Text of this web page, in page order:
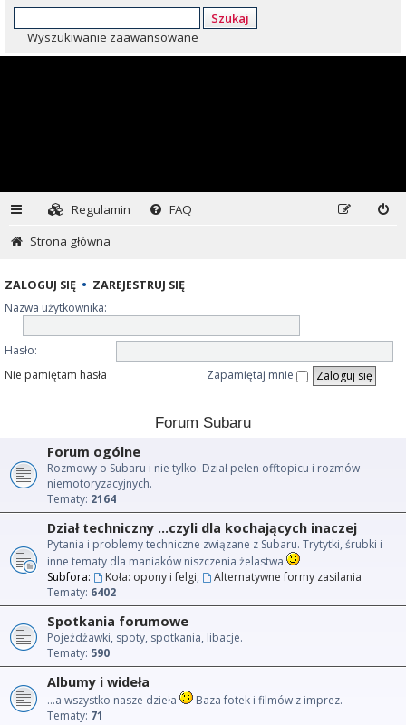
Szukaj
Wyszukiwanie zaawansowane
Regulamin
FAQ
Strona główna
ZALOGUJ SIĘ • ZAREJESTRUJ SIĘ
Nazwa użytkownika:
Hasło:
Nie pamiętam hasła
Zapamiętaj mnie
Forum Subaru
Forum ogólne
Rozmowy o Subaru i nie tylko. Dział pełen offtopicu i rozmów
niemotoryzacyjnych.
Tematy: 2164
Dział techniczny ...czyli dla kochających inaczej
Pytania i problemy techniczne związane z Subaru. Trytytki, śrubki i
inne tematy dla maniaków niszczenia żelastwa
Subfora:
Koła: opony i felgi,
Alternatywne formy zasilania
Tematy: 6402
Spotkania forumowe
Pojeżdżawki, spoty, spotkania, libacje.
Tematy: 590
Albumy i wideła
...a wszystko nasze dzieła
Baza fotek i filmów z imprez.
Tematy: 71